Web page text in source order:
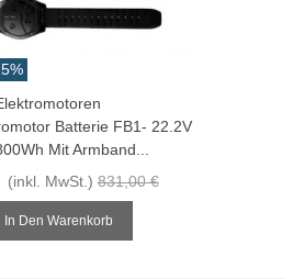
Batterie FB1- 22.2V
Mit Armband...
(inkl. MwSt.) 831,00 €
In Den Warenkorb